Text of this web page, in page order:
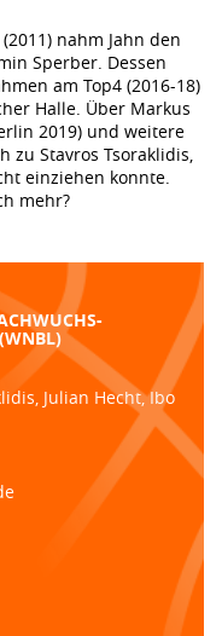
nahm Jahn den
Sperber. Dessen
am Top4 (2016-18)
Halle. Über Markus
2019) und weitere
zu Stavros Tsoraklidis,
einziehen konnte.
mehr?
Julian Hecht, Ibo